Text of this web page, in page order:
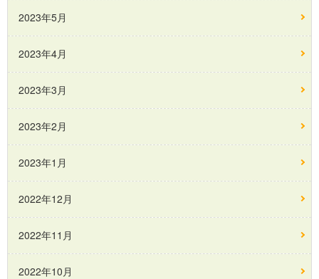
2023年5月
2023年4月
2023年3月
2023年2月
2023年1月
2022年12月
2022年11月
2022年10月